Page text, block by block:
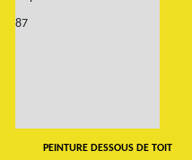
PEINTURE DESSOUS DE TOIT